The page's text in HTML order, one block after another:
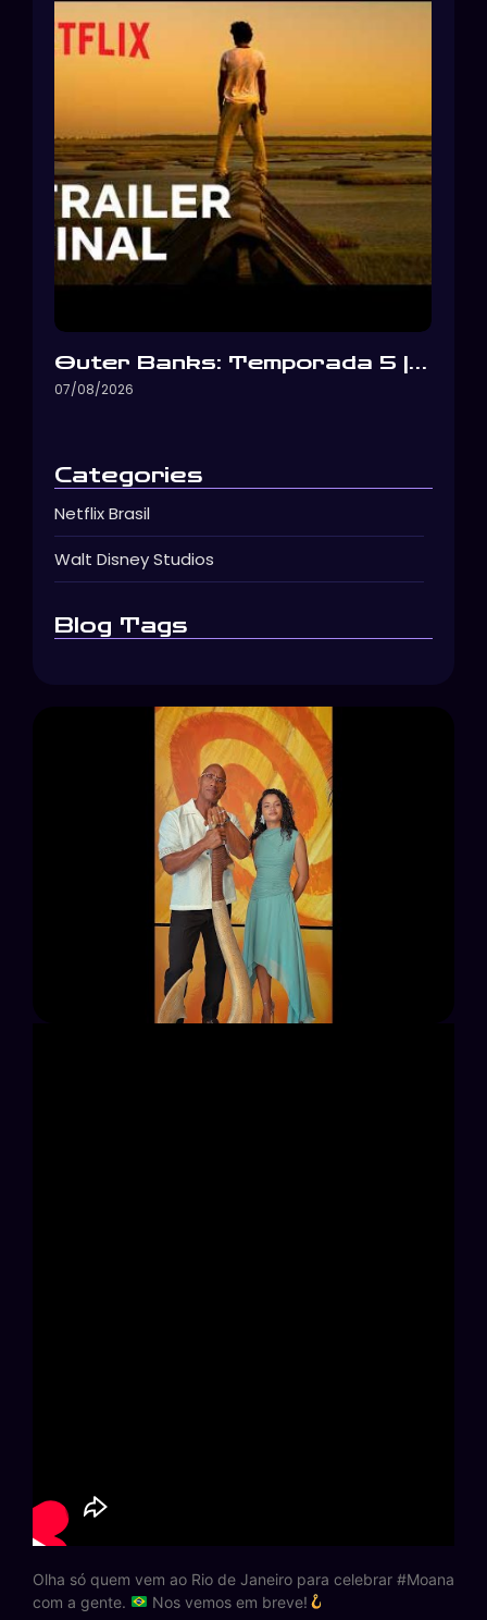
Outer Banks: Temporada 5 |…
07/08/2026
Categories
Netflix Brasil
Walt Disney Studios
Blog Tags
Olha só quem vem ao Rio de Janeiro para celebrar #Moana
com a gente.
Nos vemos em breve!